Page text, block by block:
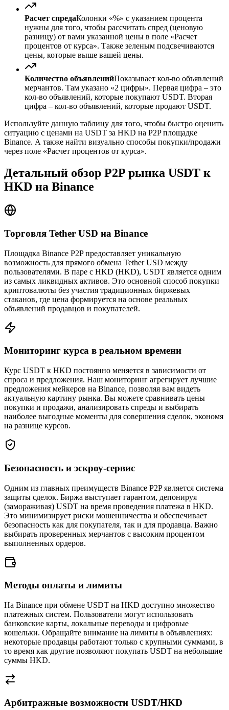
Расчет спредаКолонки «%» с указанием процента
нужны для того, чтобы рассчитать спред (ценовую
разницу) от вами указанной цены в поле «Расчет
процентов от курса». Также зеленым подсвечиваются
цены, которые выше вашей цены.
Количество объявленийПоказывает кол-во объявлений
мерчантов. Там указано «2 цифры». Первая цифра – это
кол-во объявлений, которые покупают USDT. Вторая
цифра – кол-во объявлений, которые продают USDT.
Используйте данную таблицу для того, чтобы быстро оценить
ситуацию с ценами на USDT за HKD на P2P площадке
Binance. А также найти визуально способы покупки/продажи
через поле «Расчет процентов от курса».
Детальный обзор P2P рынка USDT к
HKD на Binance
Торговля Tether USD на Binance
Площадка Binance P2P предоставляет уникальную
возможность для прямого обмена Tether USD между
пользователями. В паре с HKD (HKD), USDT является одним
из самых ликвидных активов. Это основной способ покупки
криптовалюты без участия традиционных биржевых
стаканов, где цена формируется на основе реальных
объявлений продавцов и покупателей.
Мониторинг курса в реальном времени
Курс USDT к HKD постоянно меняется в зависимости от
спроса и предложения. Наш мониторинг агрегирует лучшие
предложения мейкеров на Binance, позволяя вам видеть
актуальную картину рынка. Вы можете сравнивать цены
покупки и продажи, анализировать спреды и выбирать
наиболее выгодные моменты для совершения сделок, экономя
на разнице курсов.
Безопасность и эскроу-сервис
Одним из главных преимуществ Binance P2P является система
защиты сделок. Биржа выступает гарантом, депонируя
(замораживая) USDT на время проведения платежа в HKD.
Это минимизирует риски мошенничества и обеспечивает
безопасность как для покупателя, так и для продавца. Важно
выбирать проверенных мерчантов с высоким процентом
выполненных ордеров.
Методы оплаты и лимиты
На Binance при обмене USDT на HKD доступно множество
платежных систем. Пользователи могут использовать
банковские карты, локальные переводы и цифровые
кошельки. Обращайте внимание на лимиты в объявлениях:
некоторые продавцы работают только с крупными суммами, в
то время как другие позволяют покупать USDT на небольшие
суммы HKD.
Арбитражные возможности USDT/HKD